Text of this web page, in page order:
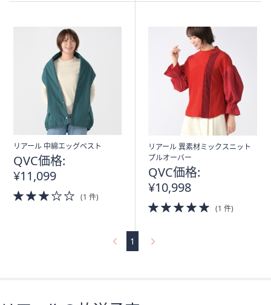
リアール 中綿エッグベスト
QVC価格:
¥11,099
3.0
of
(1 件)
リアール 異素材ミックスニット
プルオーバー
QVC価格:
¥10,998
5.0
of
(1 件)
1